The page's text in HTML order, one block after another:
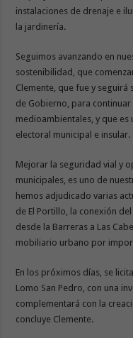
instalaciones de drenaje e
la jardinería.
Seguimos avanzando en
sostenibilidad, que
Clemente, que fue y
de Gobierno, para
medioambientales, y que
electoral municipal e insular.
Mejorar la seguridad vial y
municipales, es uno de
hemos adjudicado varias
de El Portillo, la conexión
desde la Barreras a Las
mobiliario urbano por
En los próximos días, se
Lomo San Pedro, con una
complementará con la
concluye Clemente.